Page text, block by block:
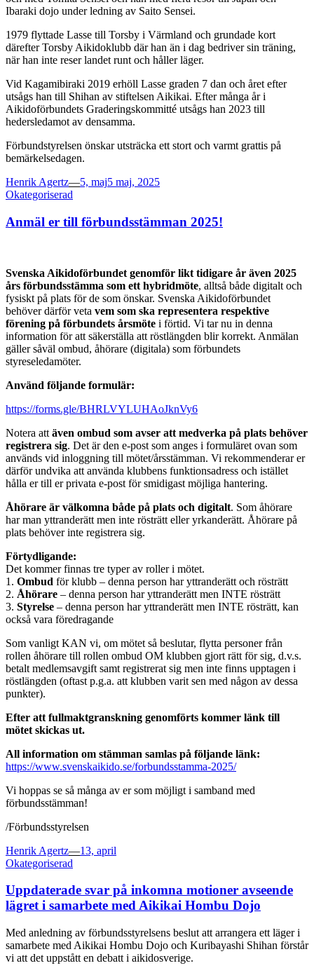
Ibaraki dojo under ledning av Saito Sensei.
1979 flyttade Lasse till Torsby i Värmland och grundade kort
därefter Torsby Aikidoklubb där han än i dag bedriver sin träning,
när han inte reser landet runt och håller läger.
Vid Kagamibiraki 2019 erhöll Lasse graden 7 dan och året efter
utsågs han till Shihan av stiftelsen Aikikai. Efter många år i
Aikidoförbundets Graderingskommitté utsågs han 2023 till
hedersledamot av densamma.
Förbundstyrelsen önskar utsträcka ett stort och varmt grattis på
bemärkelsedagen.
Henrik Agertz—Posted
5, maj5 maj, 2025
Okategoriserad
Anmäl er till förbundsstämman 2025!
Svenska Aikidoförbundet genomför likt tidigare år även 2025
års förbundsstämma som ett hybridmöte, alltså både digitalt och
fysiskt på plats för de som önskar. Svenska Aikidoförbundet
behöver därför veta vem som ska representera respektive
förening på förbundets årsmöte i förtid. Vi tar nu in denna
information för att säkerställa att röstlängden blir korrekt. Anmälan
gäller såväl ombud, åhörare (digitala) som förbundets
styreseledamöter.
Använd följande formulär:
https://forms.gle/BHRLVYLUHAoJknVy6
Notera att även ombud som avser att medverka på plats behöver
registrera sig. Det är den e-post som anges i formuläret ovan som
används vid inloggning till mötet/årsstämman. Vi rekommenderar er
därför undvika att använda klubbens funktionsadress och istället
hålla er till er privata e-post för smidigast möjliga hantering.
Åhörare är välkomna både på plats och digitalt. Som åhörare
har man yttranderätt men inte rösträtt eller yrkanderätt. Åhörare på
plats behöver inte registrera sig.
Förtydligande:
Det kommer finnas tre typer av roller i mötet.
1. Ombud för klubb – denna person har yttranderätt och rösträtt
2. Åhörare – denna person har yttranderätt men INTE rösträtt
3. Styrelse – denna person har yttranderätt men INTE rösträtt, kan
också vara föredragande
Som vanligt KAN vi, om mötet så beslutar, flytta personer från
rollen åhörare till rollen ombud OM klubben gjort rätt för sig, d.v.s.
betalt medlemsavgift samt registrerat sig men inte finns upptagen i
röstlängden (oftast p.g.a. att klubben varit sen med någon av dessa
punkter).
Efter att fullmaktgranskning genomförts kommer länk till
mötet skickas ut.
All information om stämman samlas på följande länk:
https://www.svenskaikido.se/forbundsstamma-2025/
Vi hoppas se så många av er som möjligt i samband med
förbundsstämman!
/Förbundsstyrelsen
Henrik Agertz—Posted
13, april
Okategoriserad
Uppdaterade svar på inkomna motioner avseende
lägret i samarbete med Aikikai Hombu Dojo
Med anledning av förbundsstyrelsens beslut att arrangera ett läger i
samarbete med Aikikai Hombu Dojo och Kuribayashi Shihan förstår
vi att det uppstått en debatt i aikidosverige.